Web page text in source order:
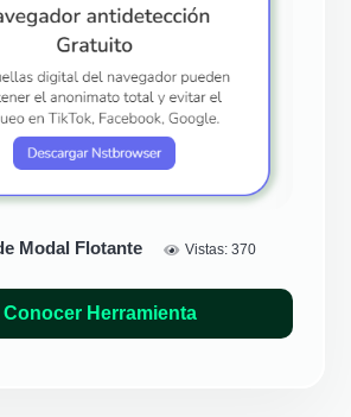
Modal Flotante Vistas:370
Conocer Herramienta